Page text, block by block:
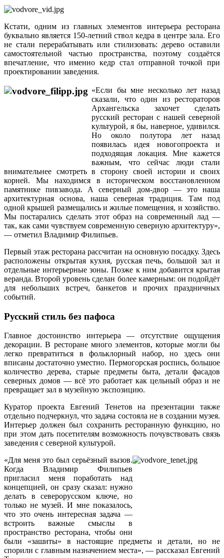
Кстати, одним из главных элементов интерьера ресторана
буквально является 150-летний ствол кедра в центре зала. Его
не стали перерабатывать или стилизовать: дерево оставили
самостоятельной частью пространства, поэтому создаётся
впечатление, что именно кедр стал отправной точкой при
проектировании заведения.
«Если бы мне несколько лет назад
сказали, что один из рестораторов
Архангельска захочет сделать
русский ресторан с нашей северной
культурой, я бы, наверное, удивился.
Но около полутора лет назад
появилась идея новогопроекта и
подходящая локация. Мне кажется
важным, что сейчас люди стали
внимательнее смотреть в сторону своей истории и своих
корней. Мы находимся в историческом восстановленном
памятнике пивзавода. А северный дом-двор — это наша
архитектурная основа, наша северная традиция. Там под
одной крышей размещались и жилые помещения, и хозяйство.
Мы постарались сделать этот образ на современный лад —
так, как сами чувствуем современную северную архитектуру»,
— отметил Владимир Филипьев.
Первый этаж ресторана рассчитан на основную посадку. Здесь
расположены открытая кухня, русская печь, большой зал и
отдельные интерьерные зоны. Позже к ним добавится крытая
веранда. Второй уровень сделан более камерным: он подойдёт
для небольших встреч, банкетов и прочих праздничных
событий.
Русский стиль без пафоса
Главное достоинство интерьера — отсутствие ощущения
декорации. В ресторане много элементов, которые могли бы
легко превратиться в фольклорный набор, но здесь они
вписаны достаточно уместно. Пермогорская роспись, большое
количество дерева, старые предметы быта, детали фасадов
северных домов — всё это работает как цельный образ и не
превращает зал в музейную экспозицию.
Куратор проекта Евгений Тенетов на презентации также
отдельно подчеркнул, что задача состояла не в создании музея.
Интерьер должен был сохранить ресторанную функцию, но
при этом дать посетителям возможность почувствовать связь
заведения с северной культурой.
«Для меня это был серьёзный вызов.
Когда Владимир Филипьев
пригласил меня поработать над
концепцией, он сразу сказал: нужно
делать в северорусском ключе, но
только не музей. И мне показалось,
что это очень интересная задача —
встроить важные смыслы в
пространство ресторана, чтобы они
были «зашиты» в настоящие предметы и детали, но не
спорили с главным назначением места», — рассказал Евгений